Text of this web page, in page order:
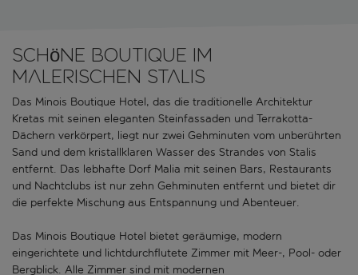
Schöne Boutique im
malerischen Stalis
Das Minois Boutique Hotel, das die traditionelle Architektur
Kretas mit seinen eleganten Steinfassaden und Terrakotta-
Dächern verkörpert, liegt nur zwei Gehminuten vom unberührten
Sand und dem kristallklaren Wasser des Strandes von Stalis
entfernt. Das lebhafte Dorf Malia mit seinen Bars, Restaurants
und Nachtclubs ist nur zehn Gehminuten entfernt und bietet dir
die perfekte Mischung aus Entspannung und Abenteuer.
Das Minois Boutique Hotel bietet geräumige, modern
eingerichtete und lichtdurchflutete Zimmer mit Meer-, Pool- oder
Bergblick. Alle Zimmer sind mit modernen